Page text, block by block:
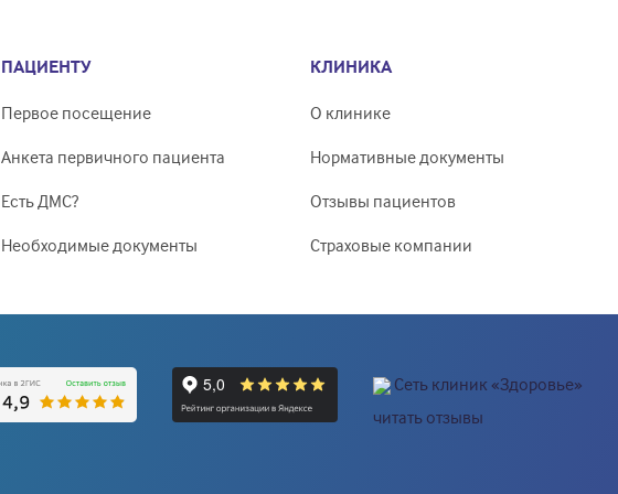
ПАЦИЕНТУ
Первое посещение
Анкета первичного пациента
Есть ДМС?
Необходимые документы
КЛИНИКА
О клинике
Нормативные документы
Отзывы пациентов
Страховые компании
Сеть клиник «Здоровье»
читать отзывы